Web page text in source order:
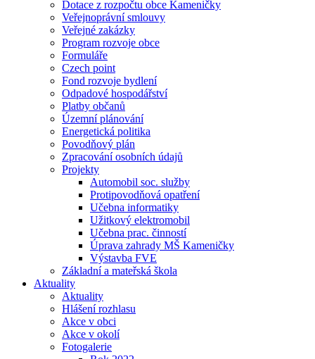
Dotace z rozpočtu obce Kameničky
Veřejnoprávní smlouvy
Veřejné zakázky
Program rozvoje obce
Formuláře
Czech point
Fond rozvoje bydlení
Odpadové hospodářství
Platby občanů
Územní plánování
Energetická politika
Povodňový plán
Zpracování osobních údajů
Projekty
Automobil soc. služby
Protipovodňová opatření
Učebna informatiky
Užitkový elektromobil
Učebna prac. činností
Úprava zahrady MŠ Kameničky
Výstavba FVE
Základní a mateřská škola
Aktuality
Aktuality
Hlášení rozhlasu
Akce v obci
Akce v okolí
Fotogalerie